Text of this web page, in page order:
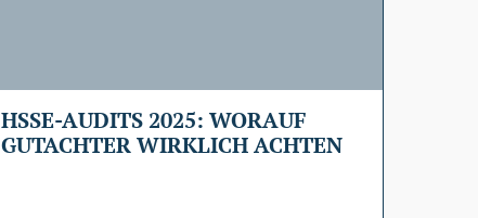
HSSE-AUDITS 2025: WORAUF
GUTACHTER WIRKLICH ACHTEN